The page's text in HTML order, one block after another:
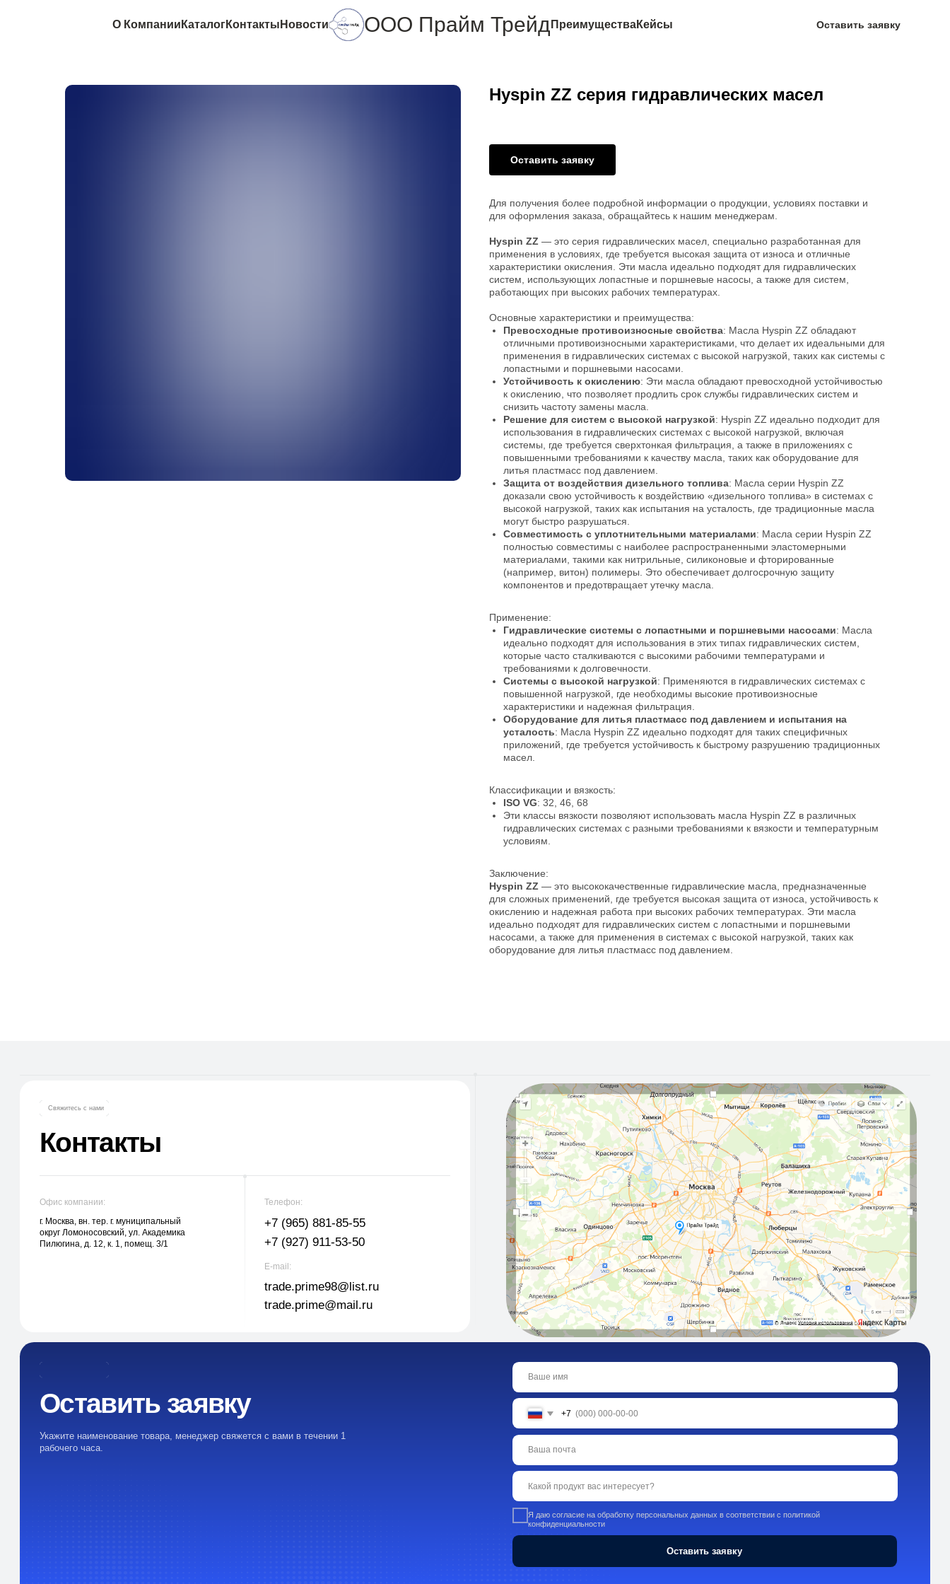
О Компании КаталогКонтакты Новости ООО Прайм Трейд ПреимуществаКейсы Оставить заявку
Hyspin ZZ серия гидравлических масел
Оставить заявку
Для получения более подробной информации о продукции, условиях поставки и
для оформления заказа, обращайтесь к нашим менеджерам.
Hyspin ZZ — это серия гидравлических масел, специально разработанная для
применения в условиях, где требуется высокая защита от износа и отличные
характеристики окисления. Эти масла идеально подходят для гидравлических
систем, использующих лопастные и поршневые насосы, а также для систем,
работающих при высоких рабочих температурах.
Основные характеристики и преимущества:
Превосходные противоизносные свойства: Масла Hyspin ZZ обладают
отличными противоизносными характеристиками, что делает их идеальными для
применения в гидравлических системах с высокой нагрузкой, таких как системы с
лопастными и поршневыми насосами.
Устойчивость к окислению: Эти масла обладают превосходной устойчивостью
к окислению, что позволяет продлить срок службы гидравлических систем и
снизить частоту замены масла.
Решение для систем с высокой нагрузкой: Hyspin ZZ идеально подходит для
использования в гидравлических системах с высокой нагрузкой, включая
системы, где требуется сверхтонкая фильтрация, а также в приложениях с
повышенными требованиями к качеству масла, таких как оборудование для
литья пластмасс под давлением.
Защита от воздействия дизельного топлива: Масла серии Hyspin ZZ
доказали свою устойчивость к воздействию «дизельного топлива» в системах с
высокой нагрузкой, таких как испытания на усталость, где традиционные масла
могут быстро разрушаться.
Совместимость с уплотнительными материалами: Масла серии Hyspin ZZ
полностью совместимы с наиболее распространенными эластомерными
материалами, такими как нитрильные, силиконовые и фторированные
(например, витон) полимеры. Это обеспечивает долгосрочную защиту
компонентов и предотвращает утечку масла.
Применение:
Гидравлические системы с лопастными и поршневыми насосами: Масла
идеально подходят для использования в этих типах гидравлических систем,
которые часто сталкиваются с высокими рабочими температурами и
требованиями к долговечности.
Системы с высокой нагрузкой: Применяются в гидравлических системах с
повышенной нагрузкой, где необходимы высокие противоизносные
характеристики и надежная фильтрация.
Оборудование для литья пластмасс под давлением и испытания на
усталость: Масла Hyspin ZZ идеально подходят для таких специфичных
приложений, где требуется устойчивость к быстрому разрушению традиционных
масел.
Классификации и вязкость:
ISO VG: 32, 46, 68
Эти классы вязкости позволяют использовать масла Hyspin ZZ в различных
гидравлических системах с разными требованиями к вязкости и температурным
условиям.
Заключение:
Hyspin ZZ — это высококачественные гидравлические масла, предназначенные
для сложных применений, где требуется высокая защита от износа, устойчивость к
окислению и надежная работа при высоких рабочих температурах. Эти масла
идеально подходят для гидравлических систем с лопастными и поршневыми
насосами, а также для применения в системах с высокой нагрузкой, таких как
оборудование для литья пластмасс под давлением.
Оставить заявку
Укажите наименование товара, менеджер свяжется с вами в течении 1
+7
конфиденциальности
округ Ломоносовский, ул. Академика
Пилюгина, д. 12, к. 1, помещ. 3/1
Промышленная
ингредиенты